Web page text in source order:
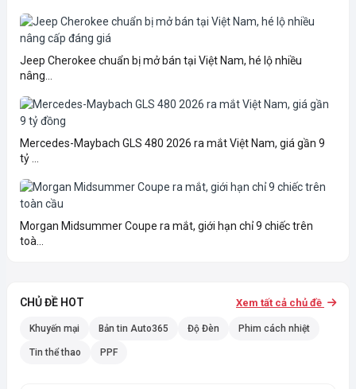
Jeep Cherokee chuẩn bị mở bán tại Việt Nam, hé lộ nhiều
nâng...
Mercedes-Maybach GLS 480 2026 ra mắt Việt Nam, giá gần 9
tỷ ...
Morgan Midsummer Coupe ra mắt, giới hạn chỉ 9 chiếc trên
toà...
CHỦ ĐỀ HOT Xem tất cả chủ đề
Khuyến mại Bản tin Auto365 Độ Đèn Phim cách nhiệt
Tin thể thao PPF